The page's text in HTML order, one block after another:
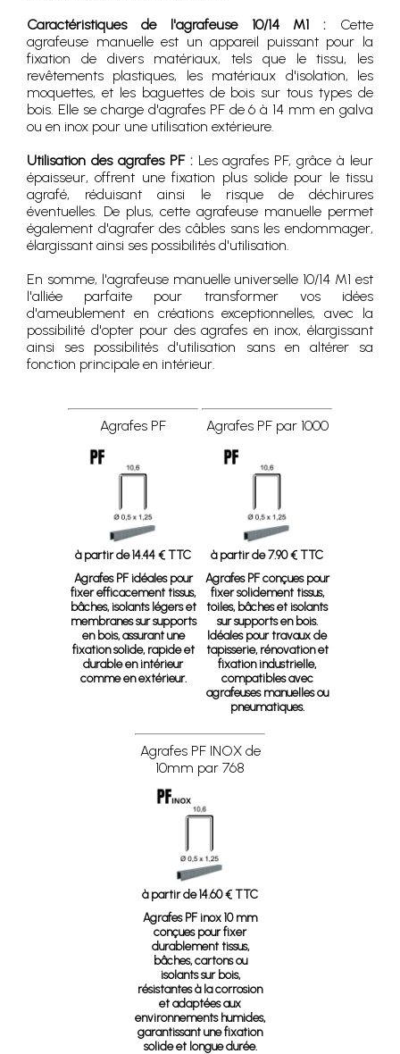
Caractéristiques de l'agrafeuse 10/14 M1 : Cette
agrafeuse manuelle est un appareil puissant pour la
fixation de divers matériaux, tels que le tissu, les
revêtements plastiques, les matériaux d'isolation, les
moquettes, et les baguettes de bois sur tous types de
bois. Elle se charge d'agrafes PF de 6 à 14 mm en galva
ou en inox pour une utilisation extérieure.
Utilisation des agrafes PF :Les agrafes PF, grâce à leur
épaisseur, offrent une fixation plus solide pour le tissu
agrafé, réduisant ainsi le risque de déchirures
éventuelles. De plus, cette agrafeuse manuelle permet
également d'agrafer des câbles sans les endommager,
élargissant ainsi ses possibilités d'utilisation.
En somme, l'agrafeuse manuelle universelle 10/14 M1 est
l'alliée parfaite pour transformer vos idées
d'ameublement en créations exceptionnelles, avec la
possibilité d'opter pour des agrafes en inox, élargissant
ainsi ses possibilités d'utilisation sans en altérer sa
fonction principale en intérieur.
Agrafes PF
à partir de 14.44 € TTC
Agrafes PFidéales pour
fixer efficacement tissus,
bâches, isolants légers et
membranes sur supports
en bois, assurant une
fixation solide, rapide et
durable en intérieur
comme en extérieur.
Agrafes PF par 1000
à partir de 7.90 € TTC
Agrafes PFconçues pour
fixer solidement tissus,
toiles, bâches et isolants
sur supports en bois.
Idéales pour travaux de
tapisserie, rénovation et
fixation industrielle,
compatibles avec
agrafeuses manuelles ou
pneumatiques.
Agrafes PF INOX de
10mm par 768
à partir de 14.60 € TTC
Agrafes PF inox 10 mm
conçues pour fixer
durablement tissus,
bâches, cartons ou
isolants sur bois,
résistantes à la corrosion
et adaptées aux
environnements humides,
garantissant une fixation
solide et longue durée.